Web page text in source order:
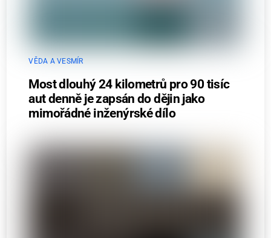
VĚDA A VESMÍR
Most dlouhý 24 kilometrů pro 90 tisíc
aut denně je zapsán do dějin jako
mimořádné inženýrské dílo